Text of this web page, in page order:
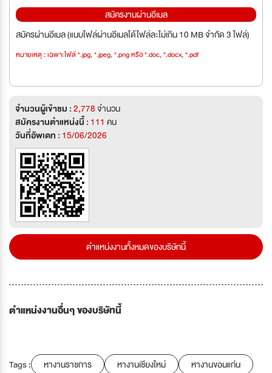
สมัครงานผ่านอีเมล
สมัครผ่านอีเมล (แนบไฟล์ผ่านอีเมลได้ไฟล์ละไม่เกิน 10 MB จำกัด 3 ไฟล์)
หมายเหตุ : เฉพาะไฟล์ *.jpg, *.jpeg, *.png หรือ *.doc, *.docx, *.pdf
จำนวนผู้เข้าชม :2,778จำนวน
สมัครงานตำแหน่งนี้ : 111 คน
วันที่อัพเดท : 15/06/2026
ตำแหน่งงานทั้งหมดของบริษัทนี้
ตำแหน่งงานอื่นๆ ของบริษัทนี้
Tags : หางานราชการ หางานเชียงใหม่
หางานขอนแก่น